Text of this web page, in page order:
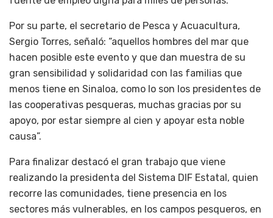
Por su parte, el secretario de Pesca y Acuacultura,
Sergio Torres, señaló: “aquellos hombres del mar que
hacen posible este evento y que dan muestra de su
gran sensibilidad y solidaridad con las familias que
menos tiene en Sinaloa, como lo son los presidentes de
las cooperativas pesqueras, muchas gracias por su
apoyo, por estar siempre al cien y apoyar esta noble
causa”.
Para finalizar destacó el gran trabajo que viene
realizando la presidenta del Sistema DIF Estatal, quien
recorre las comunidades, tiene presencia en los
sectores más vulnerables, en los campos pesqueros, en